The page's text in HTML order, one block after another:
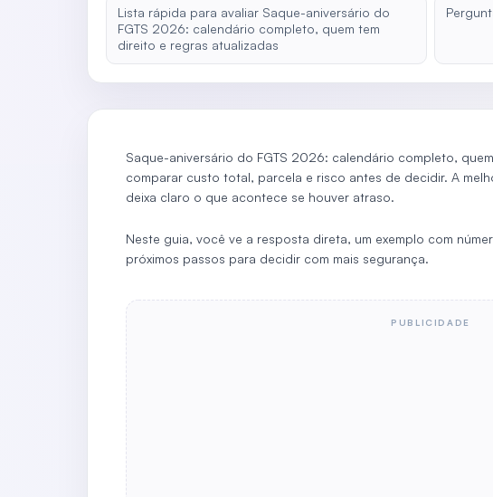
Lista rápida para avaliar Saque-aniversário do
FGTS 2026: calendário completo, quem tem
direito e regras atualizadas
Saque-aniversário do FGTS 2026: calendário completo,
comparar custo total, parcela e risco antes de decidir. A
deixa claro o que acontece se houver atraso.
Neste guia, você ve a resposta direta, um exemplo com
próximos passos para decidir com mais segurança.
PUBLICIDADE